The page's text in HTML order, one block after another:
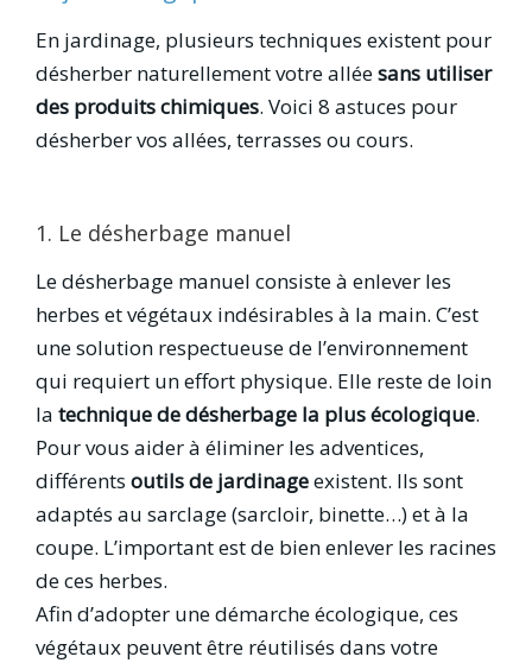
En jardinage, plusieurs techniques existent pour
désherber naturellement votre alléesans utiliser
des produits chimiques. Voici 8 astuces pour
désherber vos allées, terrasses ou cours.
1. Le désherbage manuel
Le désherbage manuel consiste à enlever les
herbes et végétaux indésirables à la main. C’est
une solution respectueuse de l’environnement
qui requiert un effort physique. Elle reste de loin
la technique de désherbage la plus écologique.
Pour vous aider à éliminer les adventices,
différents outils de jardinageexistent. Ils sont
adaptés au sarclage (sarcloir, binette…) et à la
coupe. L’important est de bien enlever les racines
de ces herbes.
Afin d’adopter une démarche écologique, ces
végétaux peuvent être réutilisés dans votre